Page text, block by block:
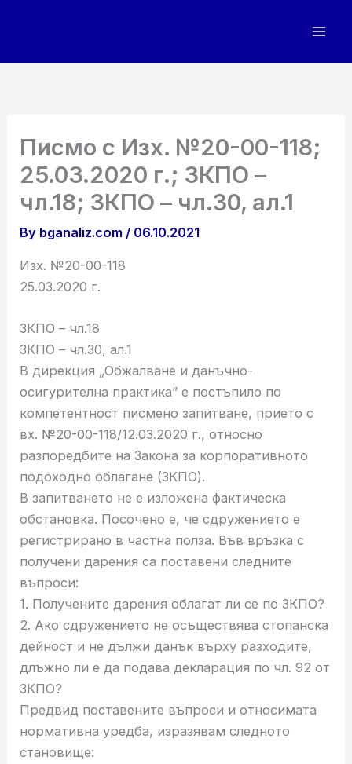
Писмо с Изх. №20-00-118;
25.03.2020 г.; ЗКПО –
чл.18; ЗКПО – чл.30, ал.1
By bganaliz.com / 06.10.2021
Изх. №20-00-118
25.03.2020 г.
ЗКПО – чл.18
ЗКПО – чл.30, ал.1
В дирекция „Обжалване и данъчно-
осигурителна практика” e постъпило по
компетентност писмено запитване, прието с
вх. №20-00-118/12.03.2020 г., относно
разпоредбите на Закона за корпоративното
подоходно облагане (ЗКПО).
В запитването не е изложена фактическа
обстановка. Посочено е, че сдружението е
регистрирано в частна полза. Във връзка с
получени дарения са поставени следните
въпроси:
1. Получените дарения облагат ли се по ЗКПО?
2. Ако сдружението не осъществява стопанска
дейност и не дължи данък върху разходите,
длъжно ли е да подава декларация по чл. 92 от
ЗКПО?
Предвид поставените въпроси и относимата
нормативна уредба, изразявам следното
становище: